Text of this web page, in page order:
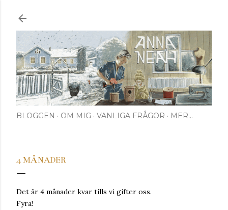
BLOGGEN OM MIG VANLIGA FRÅGOR MER…
4 MÅNADER
Det är 4 månader kvar tills vi gifter oss.
Fyra!